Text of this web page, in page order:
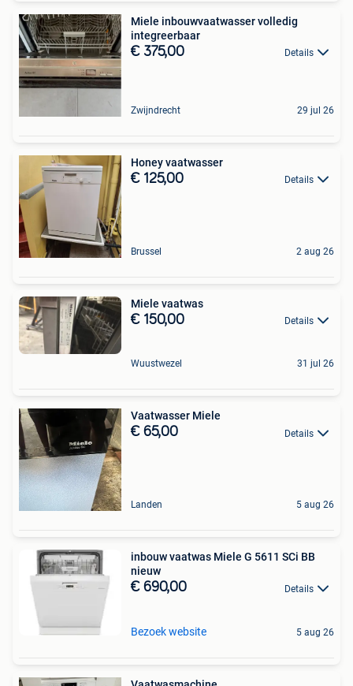
Miele inbouwvaatwasser volledig
integreerbaar
€ 375,00 Details
Zwijndrecht 29 jul 26
Honey vaatwasser
€ 125,00 Details
Brussel 2 aug 26
Miele vaatwas
€ 150,00 Details
Wuustwezel 31 jul 26
Vaatwasser Miele
€ 65,00 Details
Landen 5 aug 26
inbouw vaatwas Miele G 5611 SCi BB
nieuw
€ 690,00 Details
Bezoek website 5 aug 26